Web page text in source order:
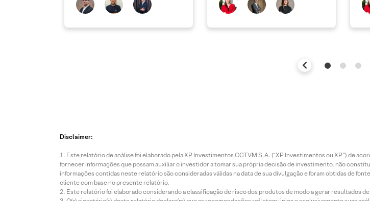
Disclaimer:
Este relatório de análise foi elaborado pela XP Investimentos CCTVM S.A. (“XP Investimentos ou XP”) de
fornecer informações que possam auxiliar o investidor a tomar sua própria decisão de investimento, não
informações contidas neste relatório são consideradas válidas na data de sua divulgação e foram obtidas de
cliente com base no presente relatório.
Este relatório foi elaborado considerando a classificação de risco dos produtos de modo a gerar resultados